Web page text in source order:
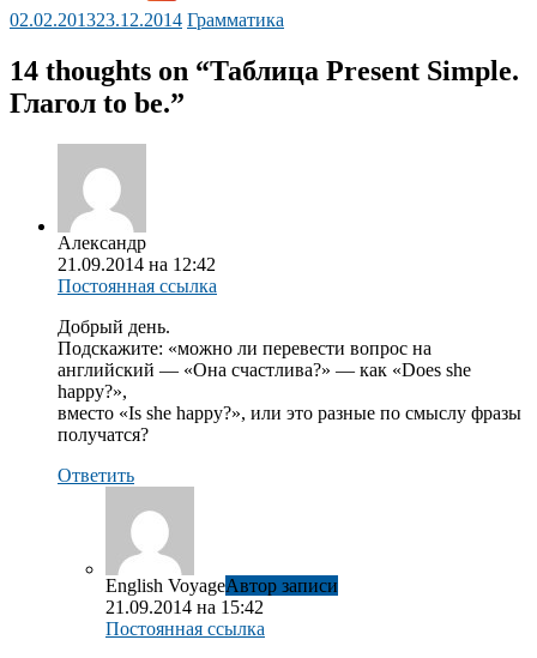
02.02.201323.12.2014 Грамматика
14 thoughts on “Таблица Present Simple.
Глагол to be.”
Александр
21.09.2014 на 12:42
Постоянная ссылка
Добрый день.
Подскажите: «можно ли перевести вопрос на
английский — «Она счастлива?» — как «Does she
happy?»,
вместо «Is she happy?», или это разные по смыслу фразы
получатся?
Ответить
English VoyageАвтор записи
21.09.2014 на 15:42
Постоянная ссылка